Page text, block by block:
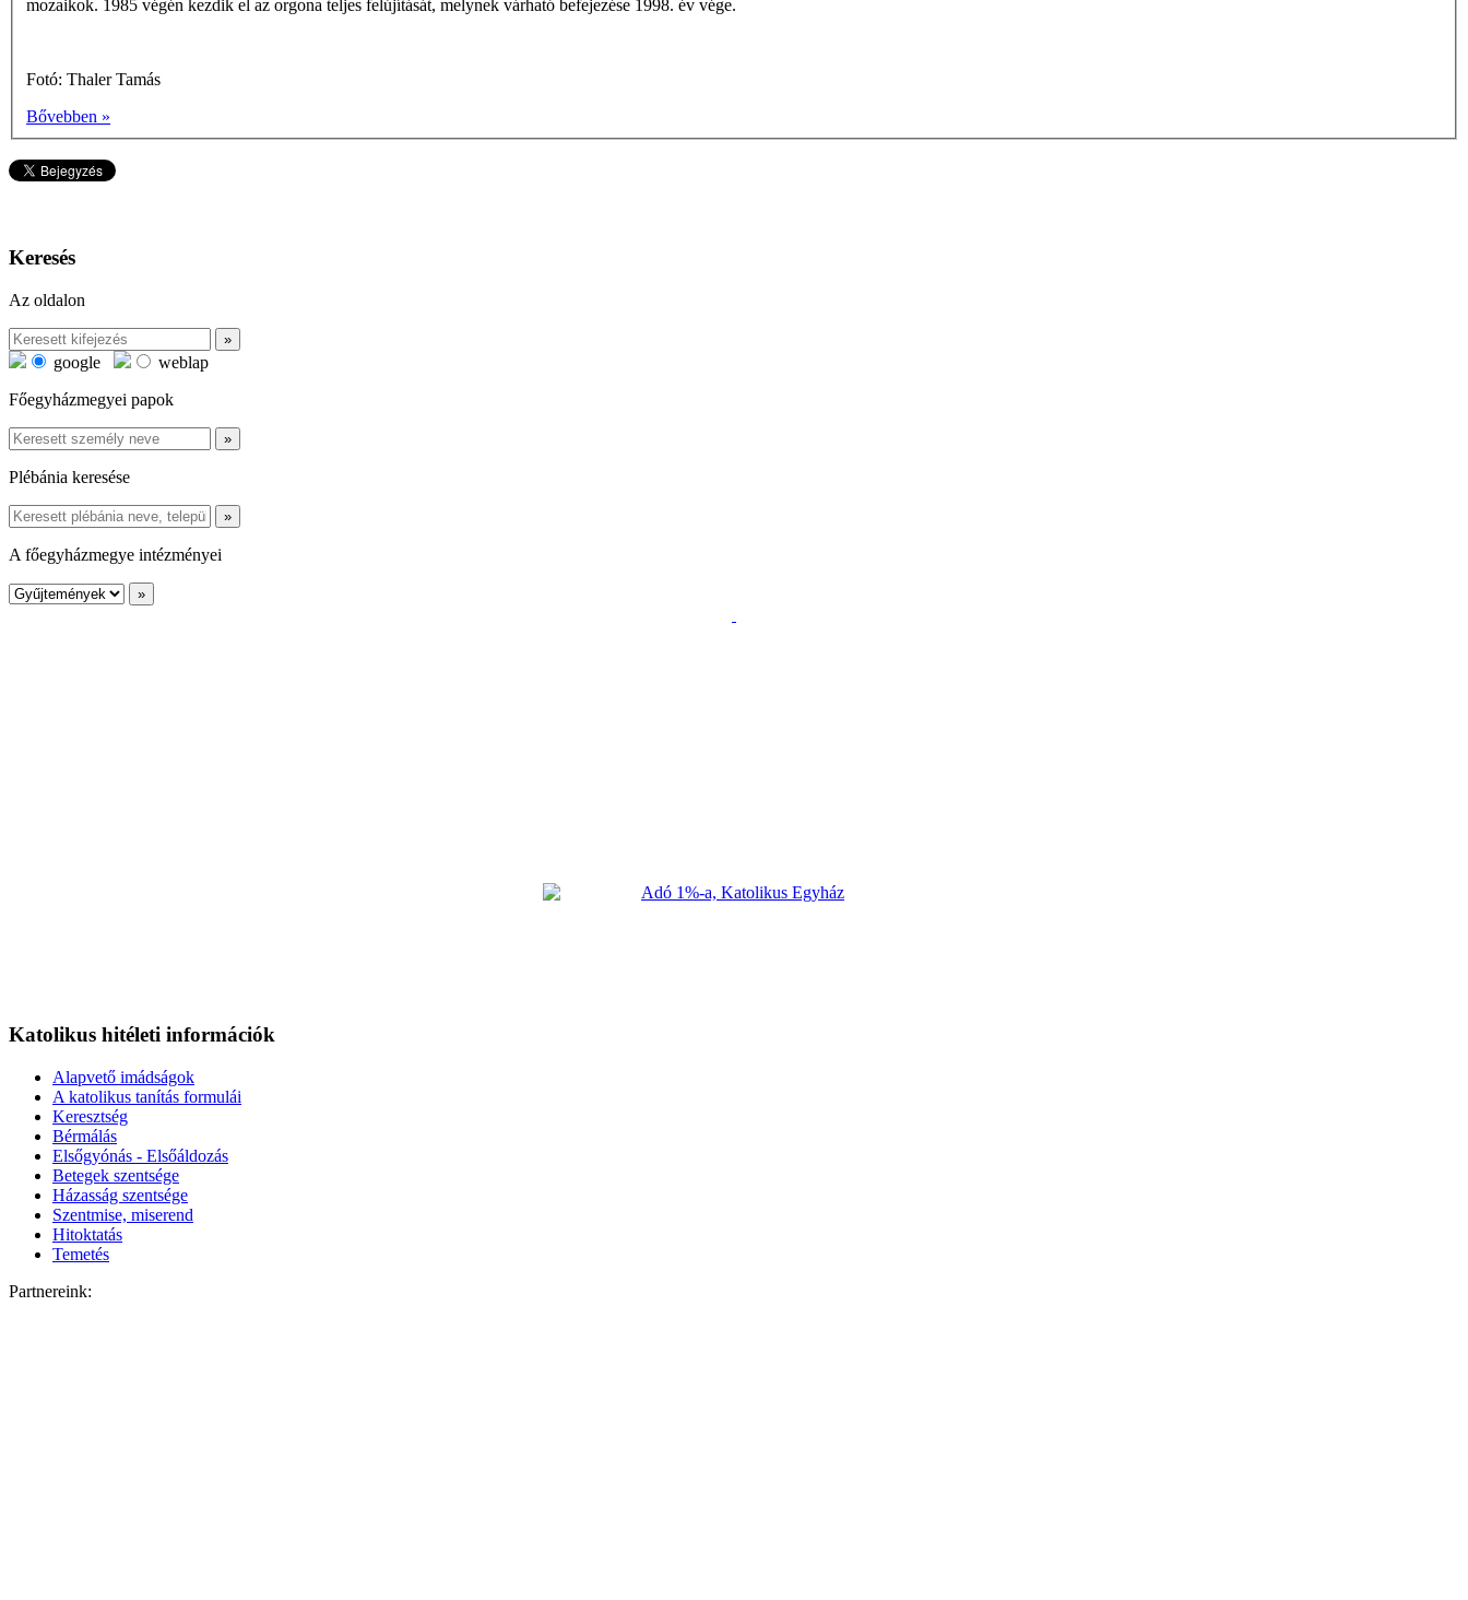
mozaikok. 1985 végén kezdik el az orgona teljes felújítását, melynek várható befejezése 1998. év vége.
Fotó: Thaler Tamás
Bővebben »
Keresés
Az oldalon
google
weblap
Főegyházmegyei papok
Plébánia keresése
A főegyházmegye intézményei
Katolikus hitéleti információk
Alapvető imádságok
A katolikus tanítás formulái
Keresztség
Bérmálás
Elsőgyónás - Elsőáldozás
Betegek szentsége
Házasság szentsége
Szentmise, miserend
Hitoktatás
Temetés
Partnereink: